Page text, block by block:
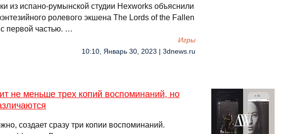
из испано-румынской студии Hexworks объяснили
ролевого экшена The Lords of the Fallen
с первой частью. …
Игры
10:10, Январь 30, 2023 | 3dnews.ru
не меньше трех копий воспоминаний, но
создает сразу три копии воспоминаний.